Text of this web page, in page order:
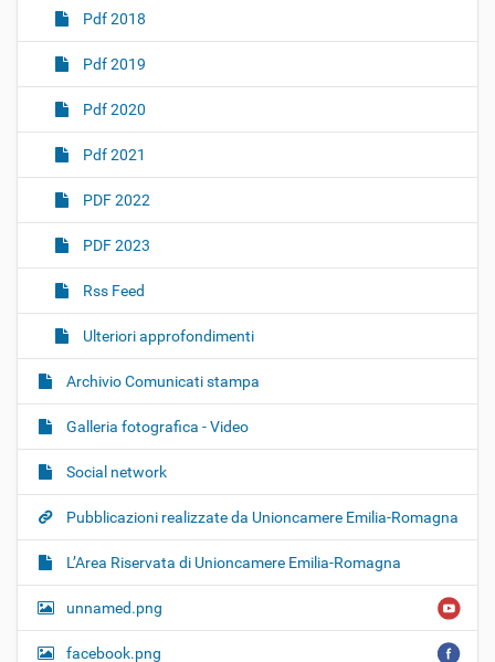
Pdf 2018
Pdf 2019
Pdf 2020
Pdf 2021
PDF 2022
PDF 2023
Rss Feed
Ulteriori approfondimenti
Archivio Comunicati stampa
Galleria fotografica - Video
Social network
Pubblicazioni realizzate da Unioncamere Emilia-Romagna
L’Area Riservata di Unioncamere Emilia-Romagna
unnamed.png
facebook.png